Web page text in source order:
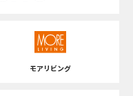
モアリビング